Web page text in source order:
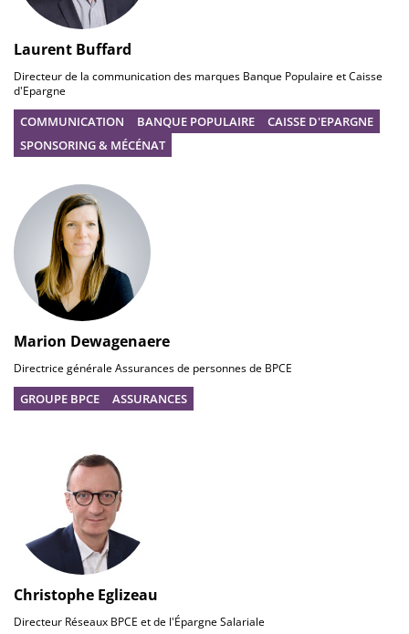
Laurent Buffard
Directeur de la communication des marques Banque Populaire et Caisse
d'Epargne
COMMUNICATION BANQUE POPULAIRE
CAISSE D'EPARGNE
SPONSORING & MÉCÉNAT
Marion Dewagenaere
Directrice générale Assurances de personnes de BPCE
GROUPE BPCE ASSURANCES
Christophe Eglizeau
Directeur Réseaux BPCE et de l'Épargne Salariale